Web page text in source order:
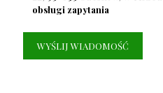
obsługi zapytania